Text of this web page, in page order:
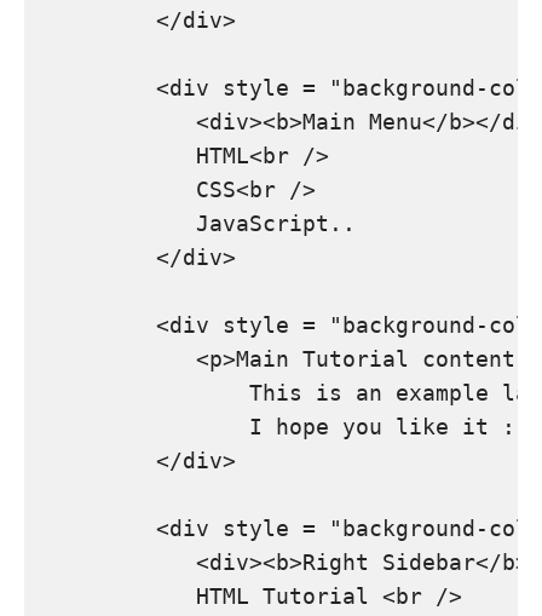
         </div>
<div style = "background-
<div><b>Main Menu</b></
            HTML<br />
            CSS<br />
            JavaScript..
         </div>
<div style = "background-
<p>Main Tutorial content
This is an example
I hope you like it
         </div>
<div style = "background-
<div><b>Right Sidebar</
            HTML Tutorial <br />